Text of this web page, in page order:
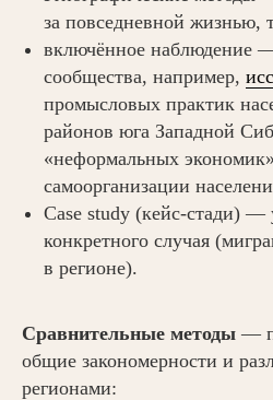
за повседневной жизнью,
включённое наблюдение
сообщества, например,
промысловых практик
районов юга Западной
«неформальных
самоорганизации
Case study (кейс-стади) —
конкретного случая
в регионе).
Сравнительные методы —
общие закономерности и
регионами: